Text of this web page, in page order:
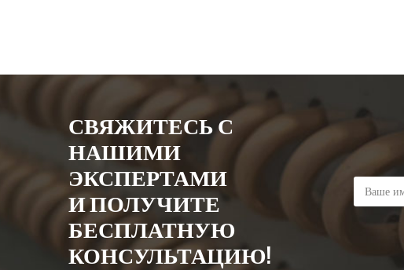
СВЯЖИТЕСЬ С
НАШИМИ
ЭКСПЕРТАМИ
И ПОЛУЧИТЕ
БЕСПЛАТНУЮ
КОНСУЛЬТАЦИЮ!